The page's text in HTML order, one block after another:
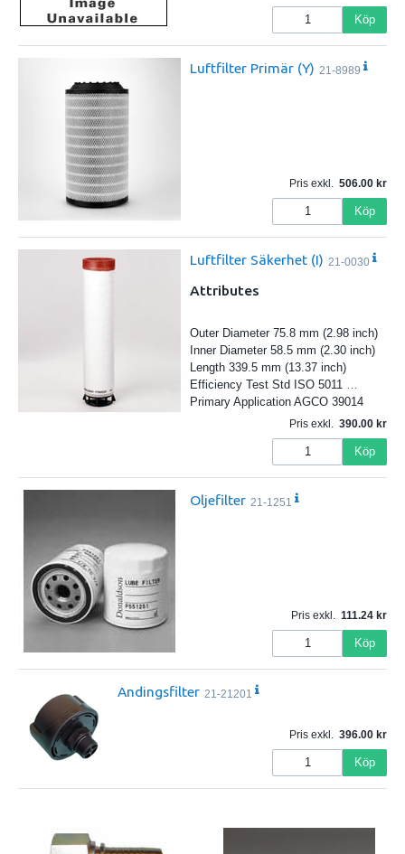
Köp
Luftfilter Primär (Y) 21-8989
Pris exkl. 506.00
Köp
Luftfilter Säkerhet (I) 21-0030
Attributes
Outer Diameter 75.8 mm (2.98 inch)
Inner Diameter 58.5 mm (2.30 inch)
Length 339.5 mm (13.37 inch)
Efficiency Test Std ISO 5011
Primary Application AGCO 39014
Pris exkl. 390.00
Köp
Oljefilter 21-1251
Pris exkl. 111.24
Köp
Andingsfilter 21-21201
Pris exkl. 396.00
Köp